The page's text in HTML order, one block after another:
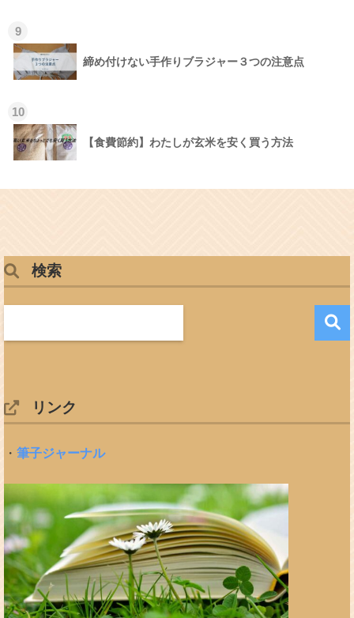
9
締め付けない手作りブラジャー３つの注意点
10
【食費節約】わたしが玄米を安く買う方法
検索
リンク
・ 筆子ジャーナル